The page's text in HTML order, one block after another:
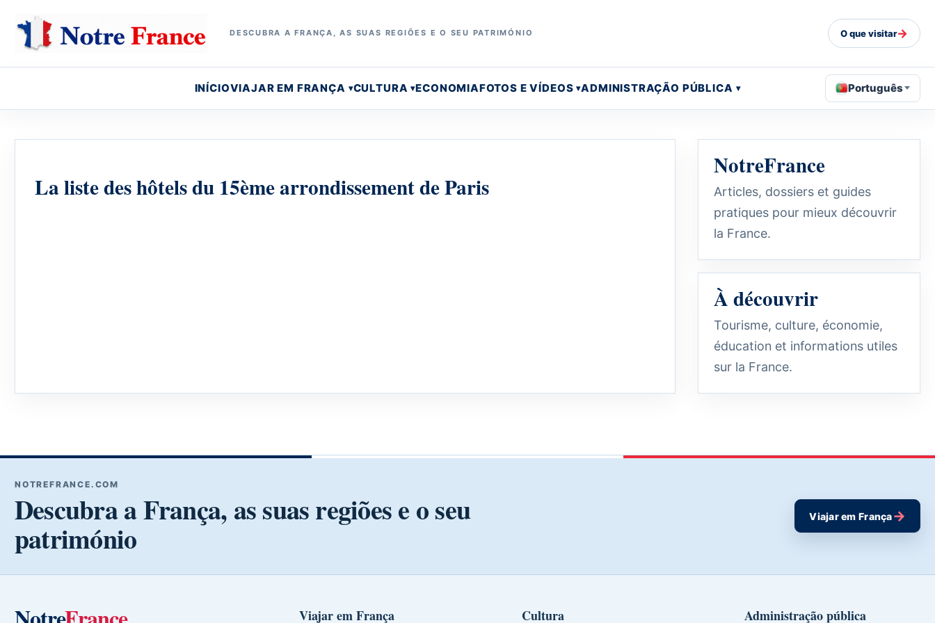
DESCUBRA A FRANÇA, AS SUAS REGIÕES E O SEU PATRIMÓNIO O que visitar→
INÍCIOVIAJAR EM FRANÇA CULTURA ECONOMIAFOTOS E VÍDEOS ADMINISTRAÇÃO PÚBLICA Português
La liste des hôtels du 15ème arrondissement de Paris
NotreFrance
Articles, dossiers et guides
pratiques pour mieux découvrir
la France.
À découvrir
Tourisme, culture, économie,
éducation et informations utiles
sur la France.
NOTREFRANCE.COM
Descubra a França, as suas regiões e o seu
património
Viajar em França→
Viajar em França Cultura Administração pública